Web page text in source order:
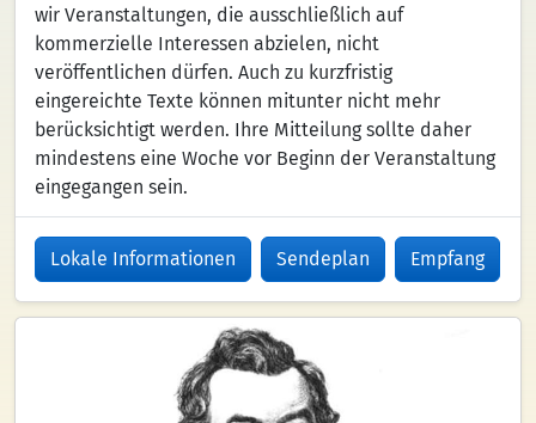
wir Veranstaltungen, die ausschließlich auf
kommerzielle Interessen abzielen, nicht
veröffentlichen dürfen. Auch zu kurzfristig
eingereichte Texte können mitunter nicht mehr
berücksichtigt werden. Ihre Mitteilung sollte daher
mindestens eine Woche vor Beginn der Veranstaltung
eingegangen sein.
Lokale Informationen Sendeplan Empfang